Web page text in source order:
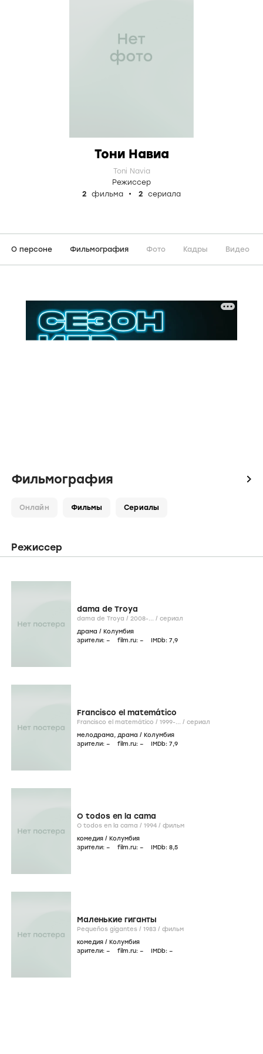
Тони Навиа
Toni Navia
Режиссер
2
фильма 2 сериала
О персоне Фильмография Фото Кадры Видео
Фильмография icon
Онлайн Фильмы Сериалы
Режиссер
dama de Troya
dama de Troya / 2008-... / сериал
драма / Колумбия
зрители: – film.ru: – IMDb: 7,9
Francisco el matemático
Francisco el matemático / 1999-... / сериал
мелодрама, драма / Колумбия
зрители: – film.ru: – IMDb: 7,9
O todos en la cama
O todos en la cama / 1994 / фильм
комедия / Колумбия
зрители: – film.ru: – IMDb: 8,5
Маленькие гиганты
Pequeños gigantes / 1983 / фильм
комедия / Колумбия
зрители: – film.ru: – IMDb: –